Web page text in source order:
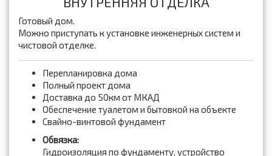
Готовый дом.
Можно приступать к установке инженерных систем и
чистовой отделке.
Перепланировка дома
Полный проект дома
Доставка до 50км от МКАД
Обеспечение туалетом и бытовкой на объекте
Свайно-винтовой фундамент
Обвязка:
Гидроизоляция по фундаменту, устройство